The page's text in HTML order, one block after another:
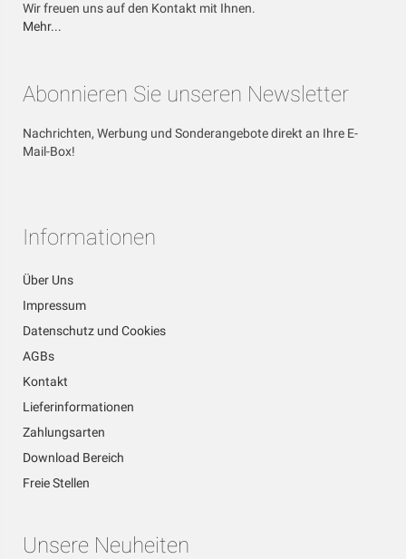
Wir freuen uns auf den Kontakt mit Ihnen.
Mehr...
Abonnieren Sie unseren Newsletter
Nachrichten, Werbung und Sonderangebote direkt an Ihre E-
Mail-Box!
Informationen
Über Uns
Impressum
Datenschutz und Cookies
AGBs
Kontakt
Lieferinformationen
Zahlungsarten
Download Bereich
Freie Stellen
Unsere Neuheiten